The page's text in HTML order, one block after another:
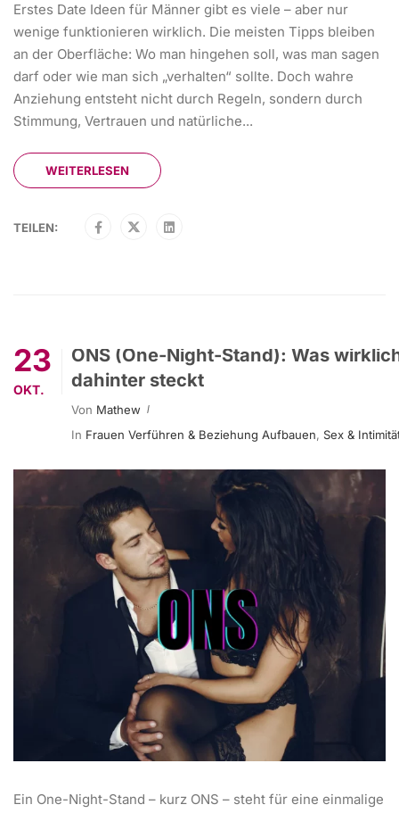
Erstes Date Ideen für Männer gibt es viele – aber nur
wenige funktionieren wirklich. Die meisten Tipps bleiben
an der Oberfläche: Wo man hingehen soll, was man sagen
darf oder wie man sich „verhalten“ sollte. Doch wahre
Anziehung entsteht nicht durch Regeln, sondern durch
Stimmung, Vertrauen und natürliche...
WEITERLESEN
TEILEN:
23
OKT.
ONS (One-Night-Stand): Was
dahinter steckt
Von Mathew
In Frauen Verführen & Beziehung Aufbauen, Sex &
Ein One-Night-Stand – kurz ONS – steht für eine einmalige